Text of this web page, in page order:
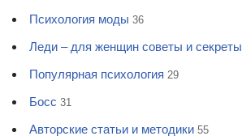
Психология моды 36
Леди – для женщин советы и секреты
Популярная психология 29
Босс 31
Авторские статьи и методики 55